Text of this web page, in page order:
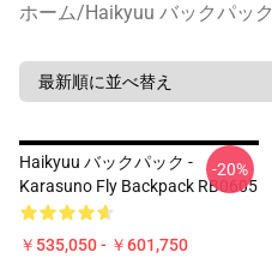
ホーム/Haikyuu バックパック
Haikyuu バックパック -
Karasuno Fly Backpack RB0605
￥535,050 - ￥601,750
-20%